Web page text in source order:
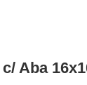
Aba